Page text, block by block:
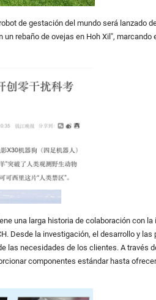
de gestación del mundo será lanzado
rebaño de ovejas en Hoh Xil", marcando
una larga historia de colaboración con
Desde la investigación, el desarrollo y las
las necesidades de los clientes. A través
componentes estándar hasta